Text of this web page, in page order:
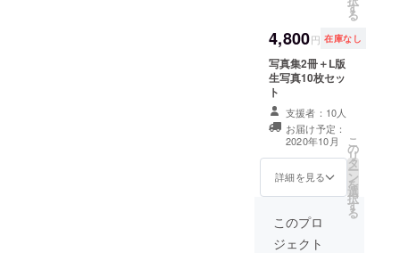
す
る
4,800円 在庫なし
写真集2冊＋L版
生写真10枚セッ
ト
支援者：10人
お届け予定：
2020年10月
詳細を見る
こ
の
リ
タ
ー
ン
を
選
択
す
る
このプロ
ジェクト